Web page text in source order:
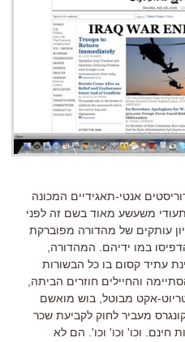
אנטי-תאגידיים המכונה
משעשע מאוד בשם זה לפני
הפיצה אתמול 1.2 מיליון עותקים של מהדורה מפוברקת
במו ידיהם. המהדורה,
ביולי 2009, מדמיינת עתיד קסום בו כל הבשורות
והחיילים חוזרים הביתה,
אקט מבוטל, בוש מואשם
מעביר לחוק לקביעת שכר
חינם. וכו' וכו' וכו'. הם לא